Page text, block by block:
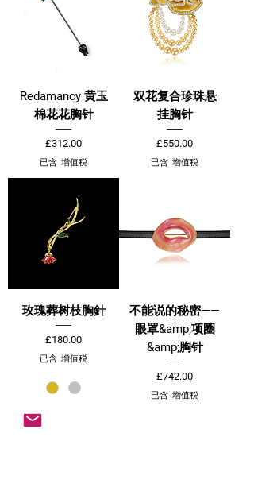
Redamancy 黄玉
棉花花胸针
價格
£312.00
已含 增值税
双花复合珍珠悬
挂胸针
價格
£550.00
已含 增值税
玫瑰葬树枝胸針
價格
£180.00
已含 增值税
不能说的秘密——
眼罩&amp;项圈
&amp;胸针
價格
£742.00
已含 增值税